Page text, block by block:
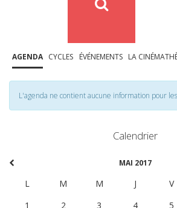
AGENDA CYCLES ÉVÉNEMENTS LA
L'agenda ne contient aucune information pour
Calendrier
MAI 2017
L M M J V
1
2 3 4 5